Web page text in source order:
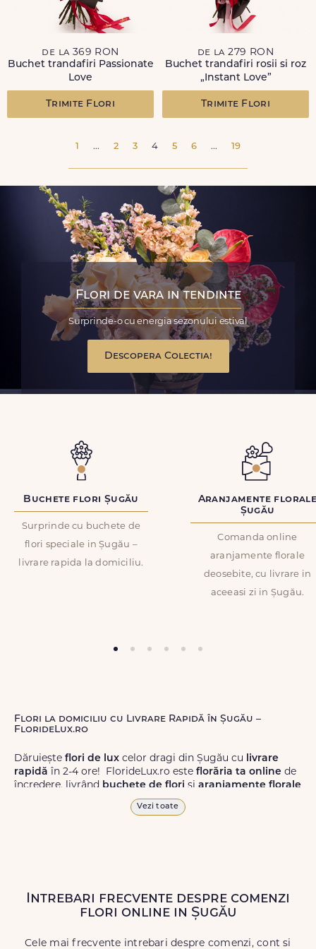
de la 369 RON
Buchet trandafiri Passionate
Love
Trimite Flori
de la 279 RON
Buchet trandafiri rosii si roz
„Instant Love”
Trimite Flori
1 ... 2 3 4 5 6 ... 19
Flori de vara in tendinte
Surprinde-o cu energia sezonului estival
Descopera Colectia!
Buchete flori Șugău
Surprinde cu buchete de
flori speciale in Șugău –
livrare rapida la domiciliu.
Aranjamente
Șugău
Comanda online
aranjamente florale
deosebite, cu livrare in
aceeasi zi in Șugău.
Flori la domiciliu cu Livrare Rapidă în Șugău –
FlorideLux.ro
Dăruiește flori de lux celor dragi din Șugău cu livrare
rapidă în 2-4 ore! FlorideLux.ro este florăria ta online de
încredere, livrând buchete de flori și aranjamente florale
de calitate superioară în Șugău și în toată România.
Livrăm buchete de florichiar și în weekend, pentru ca tu
să poți adresa un gest frumos atunci când ai nevoie.
Vezi toate
Intrebari frecvente despre comenzi
flori online in Șugău
Cele mai frecvente intrebari despre comenzi, cont si